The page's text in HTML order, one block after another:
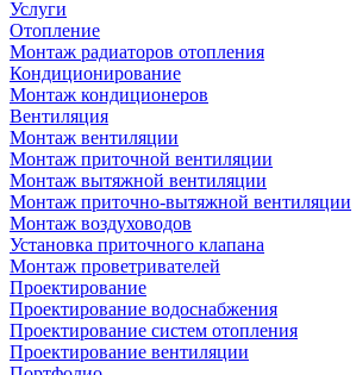
Услуги
Отопление
Монтаж радиаторов отопления
Кондиционирование
Монтаж кондиционеров
Вентиляция
Монтаж вентиляции
Монтаж приточной вентиляции
Монтаж вытяжной вентиляции
Монтаж приточно-вытяжной вентиляции
Монтаж воздуховодов
Установка приточного клапана
Монтаж проветривателей
Проектирование
Проектирование водоснабжения
Проектирование систем отопления
Проектирование вентиляции